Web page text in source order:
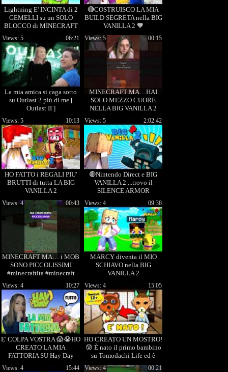
Lightning E' INCINTA di 2
GEMELLI su un SOLO
BLOCCO di MINECRAFT
🔴COSTRUISCO LA MIA
BUILD SEGRETA nella BIG
VANILLA 2 🧡
La mia amica si caga sotto
su Outlast 2 più di me [
Outlast II ]
06:21
Views: 5
MINECRAFT MA…HAI
SOLO MEZZO CUORE
NELLA BIG VANILLA 2
#shorts #minecraftita
#bigvanilla
00:15
Views: 5
HO FATTO i REGALI PIU'
BRUTTI di tutta LA BIG
VANILLA 2
10:13
Views: 5
🔴Nintendo Direct e BIG
VANILLA 2 ...trovo il
SILENCE ARMOR
TRIM...parte 2 !! 🧡
2:02:42
Views: 5
MINECRAFT MA… i MOB
SONO PICCOLISSIMI
#minecraftita #minecraft
#minecraftma
00:43
Views: 4
MARCY diventa il MIO
SCHIAVO nella BIG
VANILLA 2
09:38
Views: 4
E' COLPA VOSTRA 😱😭HO
CREATO LA MIA
FATTORIA SU Hay Day
10:27
Views: 4
HO CREATO UN MOSTRO!
😰 È nato il primo bambino
su Tomodachi Life ed è
TERRIFICANTE!
15:05
Views: 4
15:44
Views: 4 00:21
Views: 4